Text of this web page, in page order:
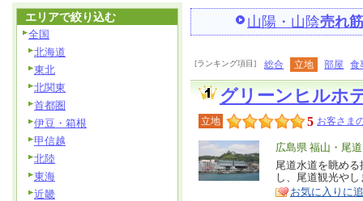
山陽・山陰売れ筋
[ランキング項目] 総合 立地 部屋 食
グリーンヒルホ
立地 5 お客さま
エ
リ
ア
広島県 福山・尾
特
徴
尾道水道を眺め
し、尾道観光や
お気に入りに
エリアで絞り込む
全国
北海道
東北
北関東
首都圏
伊豆・箱根
甲信越
北陸
東海
近畿